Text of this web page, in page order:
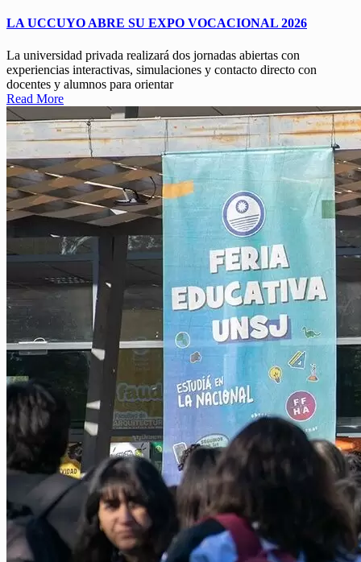
LA UCCUYO ABRE SU EXPO VOCACIONAL 2026
La universidad privada realizará dos jornadas abiertas con
experiencias interactivas, simulaciones y contacto directo con
docentes y alumnos para orientar
Read More